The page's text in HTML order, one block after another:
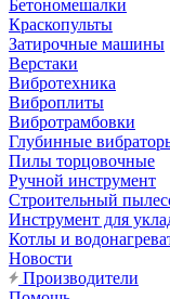
Бетономешалки
Краскопульты
Затирочные машины
Верстаки
Вибротехника
Виброплиты
Вибротрамбовки
Глубинные
Пилы торцовочные
Ручной инструмент
Строительный
Инструмент для
Котлы и
Новости
Производители